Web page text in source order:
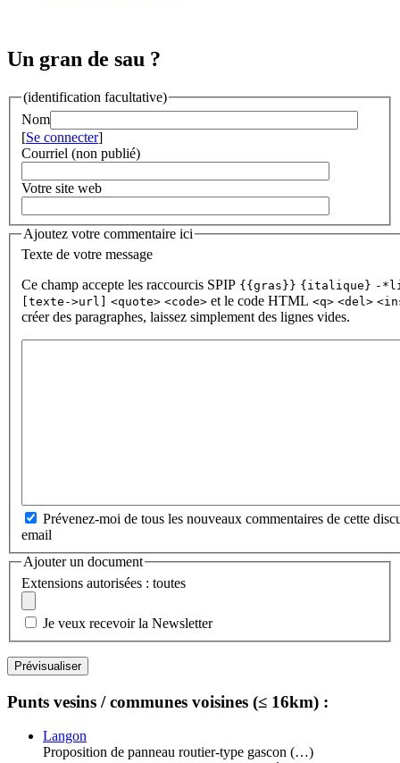
Un gran de sau ?
(identification facultative)
Nom
[Se connecter]
Courriel (non publié)
Votre site web
Ajoutez votre commentaire ici
Texte de votre message
Ce champ accepte les raccourcis SPIP {{gras}} {italique} -
[texte->url]
<quote> <code> et le code HTML <q> <del>
créer des paragraphes, laissez simplement des lignes vides.
Prévenez-moi de tous les nouveaux commentaires de cette
email
Ajouter un document
Extensions autorisées : toutes
Je veux recevoir la Newsletter
Punts vesins / communes voisines (≤ 16km) :
Langon
Proposition de panneau routier-type gascon (…)